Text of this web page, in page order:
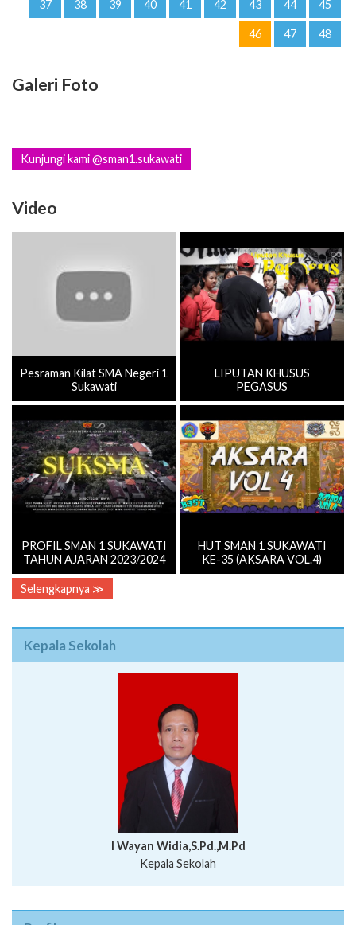
37 38 39 40 41 42 43 44 45
46 47 48
Galeri Foto
Kunjungi kami @sman1.sukawati
Video
Pesraman Kilat SMA Negeri 1
Sukawati
LIPUTAN KHUSUS
PEGASUS
PROFIL SMAN 1 SUKAWATI
TAHUN AJARAN 2023/2024
HUT SMAN 1 SUKAWATI
KE-35 (AKSARA VOL.4)
Selengkapnya ≫
Kepala Sekolah
I Wayan Widia,S.Pd.,M.Pd
Kepala Sekolah